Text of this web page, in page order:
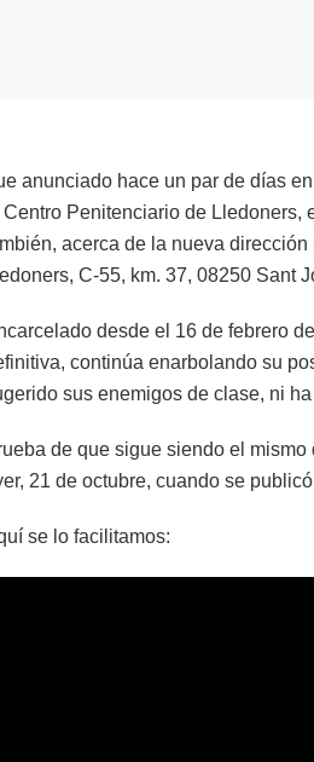
anunciado hace un par de días
Penitenciario de Lledoners,
acerca de la nueva
C-55, km. 37, 08250 Sant
desde el 16 de febrero
continúa enarbolando su
sus enemigos de clase, ni
de que sigue siendo el
21 de octubre, cuando se
se lo facilitamos: